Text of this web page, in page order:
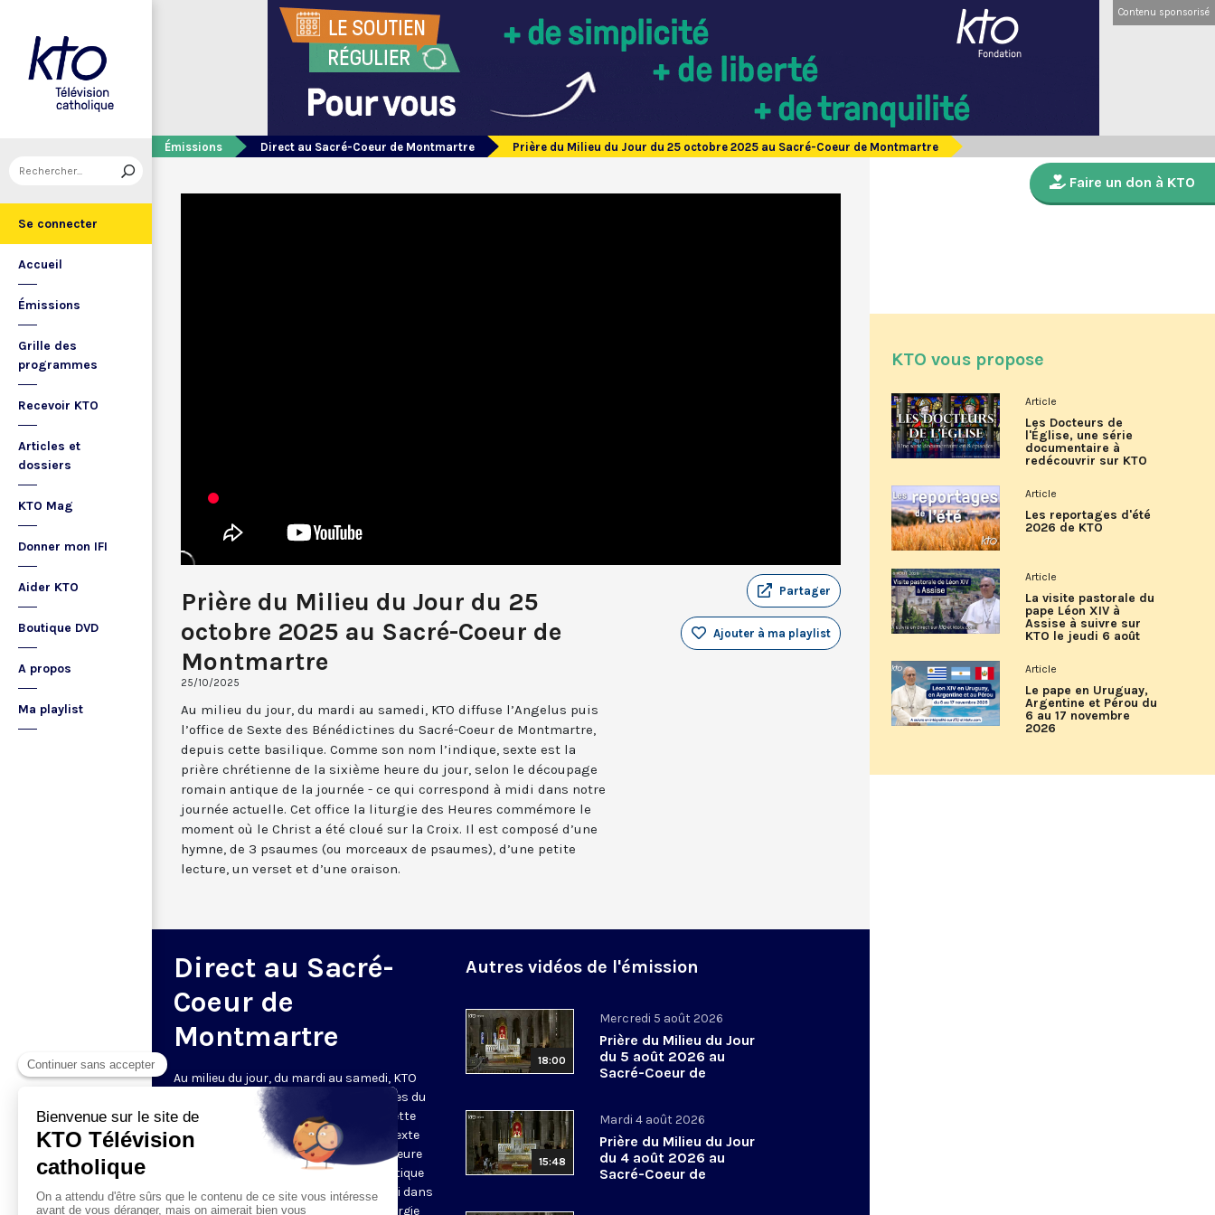
Se connecter
Accueil
Émissions
Grille des
programmes
Recevoir KTO
Articles et
dossiers
KTO Mag
Donner mon IFI
Aider KTO
Boutique DVD
A propos
Ma playlist
Contenu sponsorisé
Émissions Direct au Sacré-Coeur de Montmartre Prière du Milieu du Jour du 25 octobre 2025 au Sacré-Coeur de Montmartre
Prière du Milieu du Jour du 25
octobre 2025 au Sacré-Coeur de
Montmartre
25/10/2025
Partager
Ajouter à ma playlist
Au milieu du jour, du mardi au samedi, KTO diffuse l’Angelus puis
l’office de Sexte des Bénédictines du Sacré-Coeur de Montmartre,
depuis cette basilique. Comme son nom l’indique, sexte est la
prière chrétienne de la sixième heure du jour, selon le découpage
romain antique de la journée - ce qui correspond à midi dans notre
journée actuelle. Cet office la liturgie des Heures commémore le
moment où le Christ a été cloué sur la Croix. Il est composé d’une
hymne, de 3 psaumes (ou morceaux de psaumes), d’une petite
lecture, un verset et d’une oraison.
Direct au Sacré-
Coeur de
Montmartre
Au milieu du jour, du mardi au samedi, KTO
diffuse l’office de Sexte des Bénédictines du
Sacré-Coeur de Montmartre, depuis cette
basilique
. Comme son nom l’indique, sexte
est la prière chrétienne de la sixième heure
du jour, selon le découpage romain antique
de la journée - ce qui correspond à midi dans
notre journée actuelle. Cet office la liturgie
Autres vidéos de l'émission
18:00
Mercredi 5 août 2026
Prière du Milieu du Jour
du 5 août 2026 au
Sacré-Coeur de
15:48
Mardi 4 août 2026
Prière du Milieu du Jour
du 4 août 2026 au
Sacré-Coeur de
Faire un don à KTO
KTO vous propose
Article
Les Docteurs de
l'Église, une série
documentaire à
redécouvrir sur KTO
Article
Les reportages d'été
2026 de KTO
Article
La visite pastorale du
pape Léon XIV à
Assise à suivre sur
KTO le jeudi 6 août
Article
Le pape en Uruguay,
Argentine et Pérou du
6 au 17 novembre
2026